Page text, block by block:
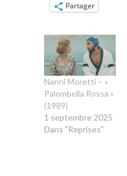
Partager
Nanni Moretti – «
Palombella Rossa »
(1989)
1 septembre 2025
Dans "Reprises"